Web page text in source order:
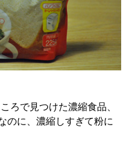
ろで見つけた濃縮食品、
のに、濃縮しすぎて粉に